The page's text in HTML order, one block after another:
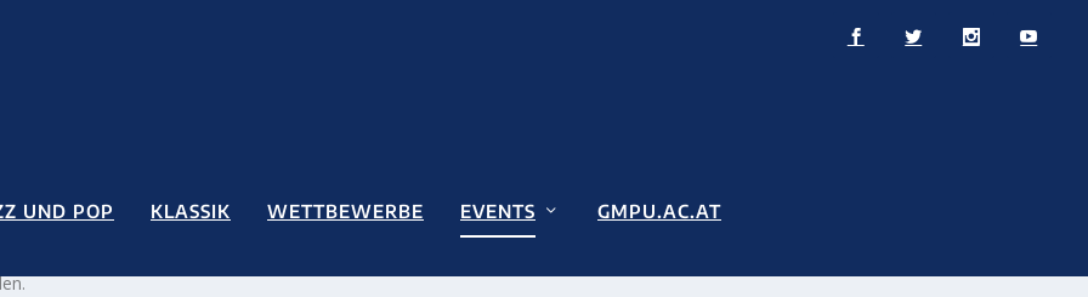
UND POP KLASSIK WETTBEWERBE EVENTS GMPU.AC.AT